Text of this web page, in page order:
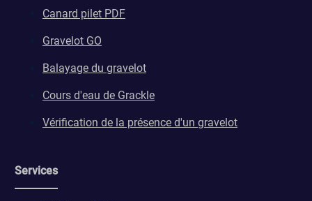
Canard pilet PDF
Gravelot GO
Balayage du gravelot
Cours d'eau de Grackle
Vérification de la présence d'un gravelot
Services